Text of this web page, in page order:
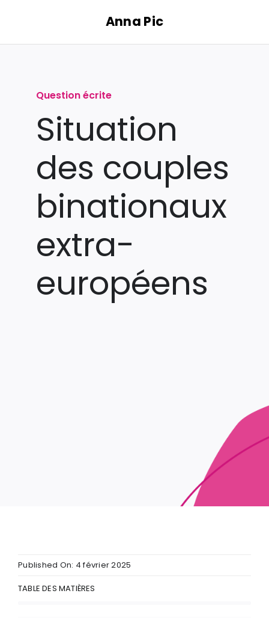
contenu
Anna Pic
Question écrite
Situation
des couples
binationaux
extra-
européens
Published On: 4 février 2025
TABLE DES MATIÈRES